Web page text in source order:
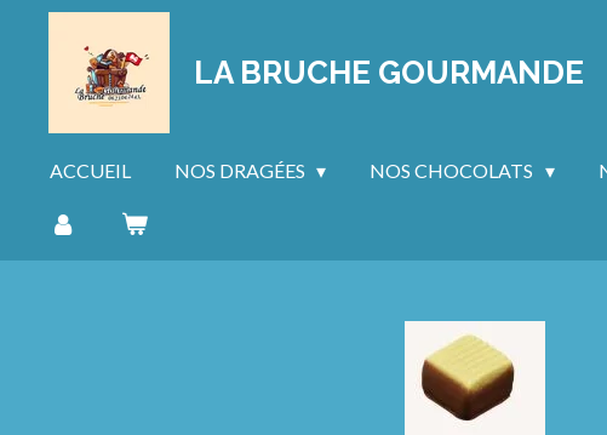
contenu
LA BRUCHE GOURMANDE
ACCUEIL NOS DRAGÉES NOS CHOCOLATS